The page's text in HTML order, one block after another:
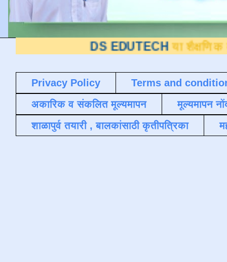
DS EDUTECH या शैक्षणिक ब्लॉगवर
Privacy Policy
Terms and
अकारिक व संकलित मूल्यमापन
मूल्यमापन
शाळापुर्व तयारी , बालकांसाठी कृतीपत्रिका